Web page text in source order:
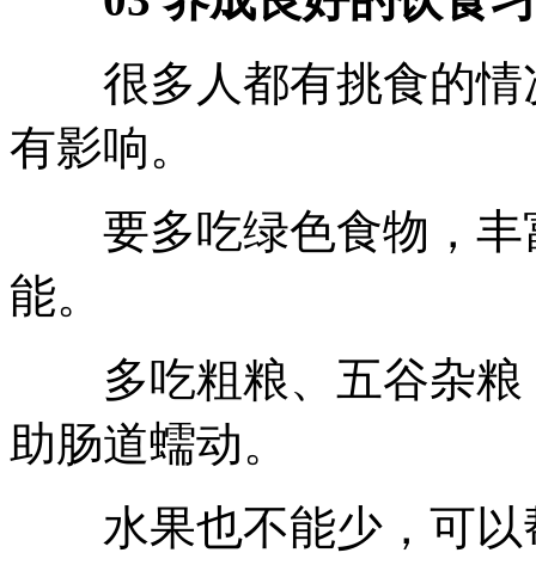
很多人都有挑食的情
有影响。
要多吃绿色食物，丰
能。
多吃粗粮、五谷杂粮
助肠道蠕动。
水果也不能少，可以